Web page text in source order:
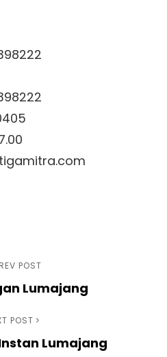
POST
Lumajang
POST
Lumajang